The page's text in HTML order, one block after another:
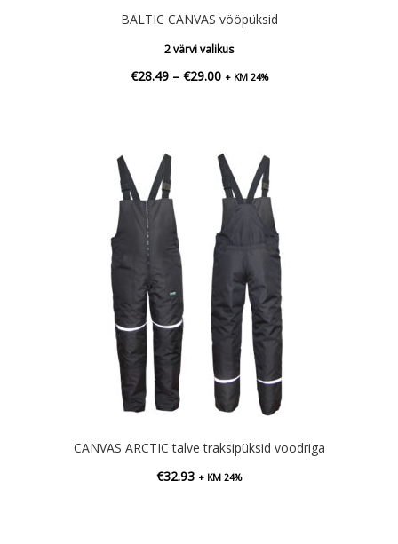
BALTIC CANVAS vööpüksid
2 värvi valikus
€28.49 – €29.00Hinnavahemik:
€29.00
+ KM 24%
CANVAS ARCTIC talve traksipüksid voodriga
€32.93 + KM 24%